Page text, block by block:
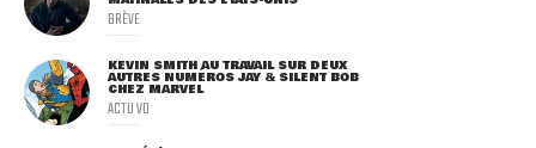
BRÈVE
KEVIN SMITH AU TRAVAIL SUR DEUX
AUTRES NUMÉROS JAY & SILENT BOB
CHEZ MARVEL
ACTU VO